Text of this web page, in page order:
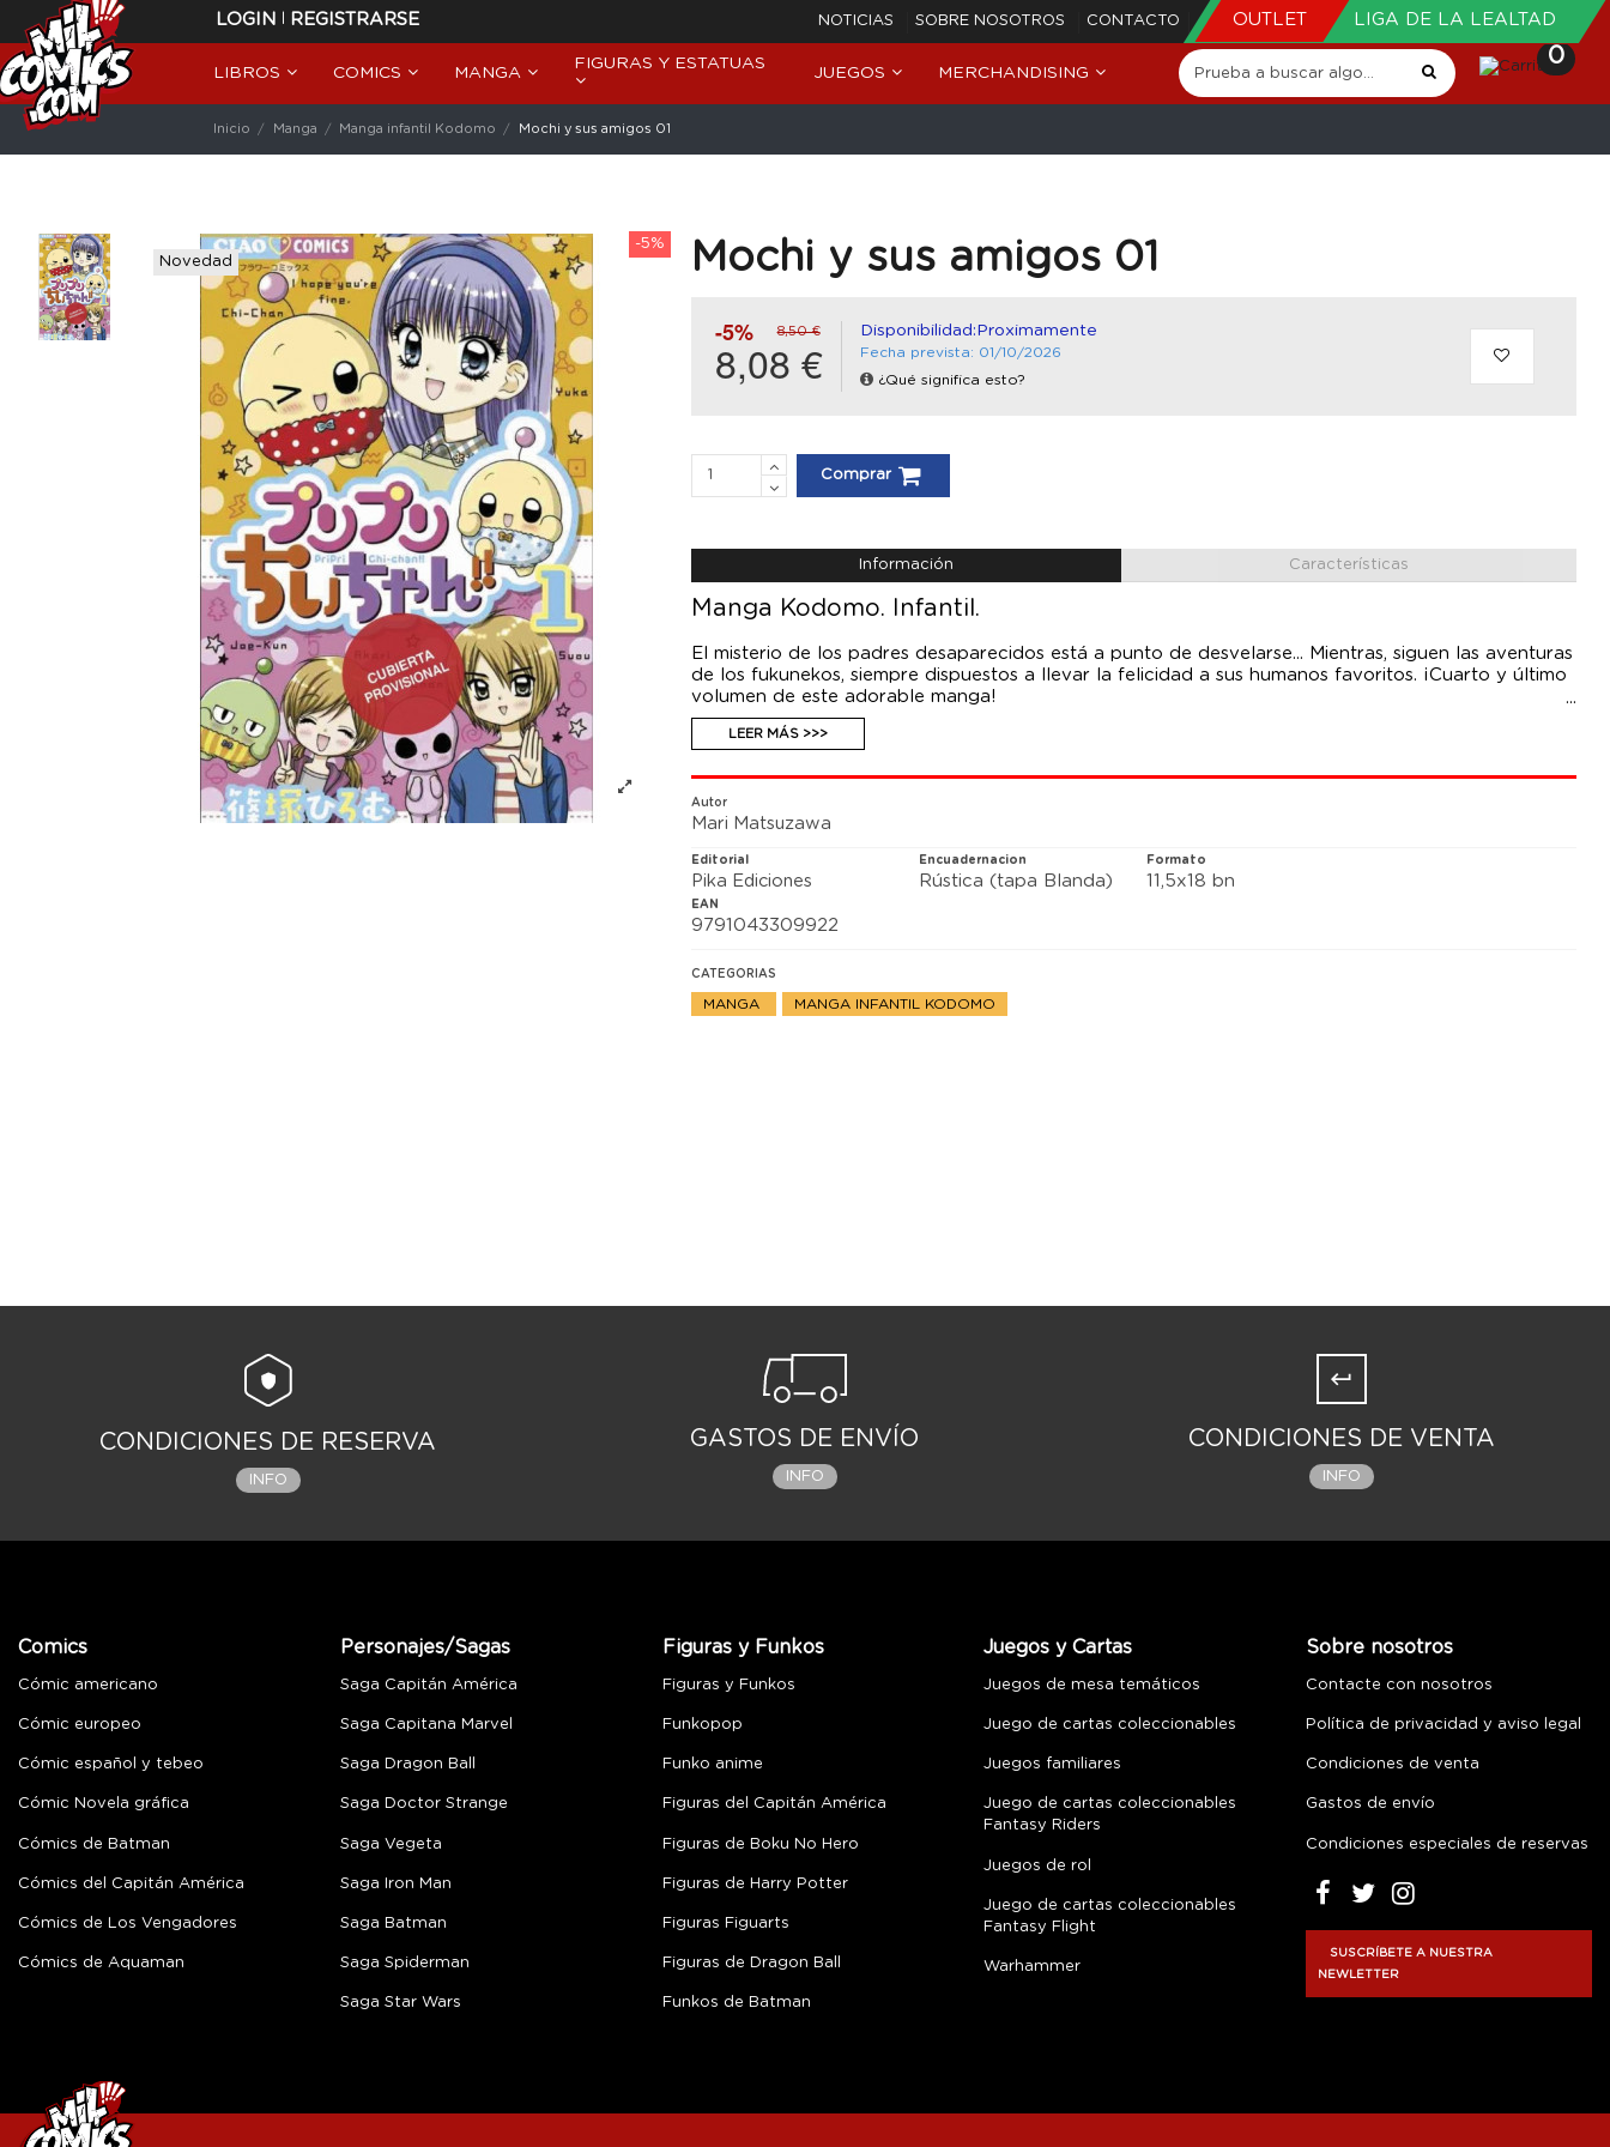
LOGIN | REGISTRARSE NOTICIAS SOBRE NOSOTROS CONTACTO OUTLET LIGA DE LA LEALTAD
LIBROS COMICS MANGA
FIGURAS Y ESTATUAS
JUEGOS MERCHANDISING
0
Inicio Manga Manga infantil Kodomo Mochi y sus amigos 01
-5%
Novedad
Mochi y sus amigos 01
-5% 8,50 €
8,08 €
Disponibilidad:Proximamente
Fecha prevista: 01/10/2026
¿Qué significa esto?
Comprar
Información Características
Manga Kodomo. Infantil.
El misterio de los padres desaparecidos está a punto de desvelarse... Mientras, siguen las aventuras
de los fukunekos, siempre dispuestos a llevar la felicidad a sus humanos favoritos. ¡Cuarto y último
volumen de este adorable manga!
LEER MÁS >>>
Autor
Mari Matsuzawa
Editorial
Pika Ediciones
Encuadernacion
Rústica (tapa Blanda)
Formato
11,5x18 bn
EAN
9791043309922
CATEGORIAS
MANGA MANGA INFANTIL KODOMO
CONDICIONES DE RESERVA
INFO
GASTOS DE ENVÍO
INFO
CONDICIONES DE VENTA
INFO
Comics
Cómic americano
Cómic europeo
Cómic español y tebeo
Cómic Novela gráfica
Cómics de Batman
Cómics del Capitán América
Cómics de Los Vengadores
Cómics de Aquaman
Personajes/Sagas
Saga Capitán América
Saga Capitana Marvel
Saga Dragon Ball
Saga Doctor Strange
Saga Vegeta
Saga Iron Man
Saga Batman
Saga Spiderman
Saga Star Wars
Figuras y Funkos
Figuras y Funkos
Funkopop
Funko anime
Figuras del Capitán América
Figuras de Boku No Hero
Figuras de Harry Potter
Figuras Figuarts
Figuras de Dragon Ball
Funkos de Batman
Juegos y Cartas
Juegos de mesa temáticos
Juego de cartas coleccionables
Juegos familiares
Juego de cartas coleccionables
Fantasy Riders
Juegos de rol
Juego de cartas coleccionables
Fantasy Flight
Warhammer
Sobre nosotros
Contacte con nosotros
Política de privacidad y aviso legal
Condiciones de venta
Gastos de envío
Condiciones especiales de reservas
SUSCRÍBETE A NUESTRA
NEWLETTER